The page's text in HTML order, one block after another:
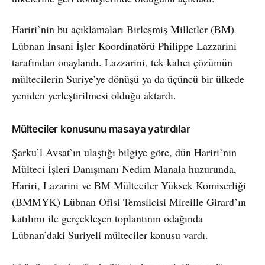
Hariri’nin bu açıklamaları Birleşmiş Milletler (BM)
Lübnan İnsani İşler Koordinatörü Philippe Lazzarini
tarafından onaylandı. Lazzarini, tek kalıcı çözümün
mültecilerin Suriye’ye dönüşü ya da üçüncü bir ülkede
yeniden yerleştirilmesi olduğu aktardı.
Mülteciler konusunu masaya yatırdılar
Şarku’l Avsat’ın ulaştığı bilgiye göre, dün Hariri’nin
Mülteci İşleri Danışmanı Nedim Manala huzurunda,
Hariri, Lazarini ve BM Mülteciler Yüksek Komiserliği
(BMMYK) Lübnan Ofisi Temsilcisi Mireille Girard’ın
katılımı ile gerçekleşen toplantının odağında
Lübnan’daki Suriyeli mülteciler konusu vardı.